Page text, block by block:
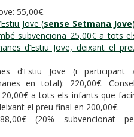
55,00€.
Jove (sense Setmana Jove
subvenciona 25,00€ a tots
d’Estiu Jove, deixant el
d’Estiu Jove (i participant
en total): 220,00€.
a tots els infants que
el preu final en 200,00€.
(20% subvencionat